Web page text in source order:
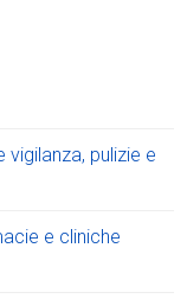
vigilanza, pulizie e
e cliniche